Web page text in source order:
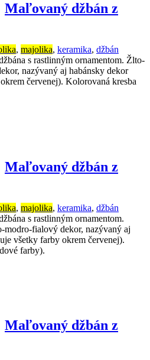
Maľovaný džbán z
, majolika, keramika, džbán
s rastlinným ornamentom. Žlto-
nazývaný aj habánsky dekor
červenej). Kolorovaná kresba
Maľovaný džbán z
, majolika, keramika, džbán
s rastlinným ornamentom.
modro-fialový dekor, nazývaný aj
všetky farby okrem červenej).
farby).
Maľovaný džbán z